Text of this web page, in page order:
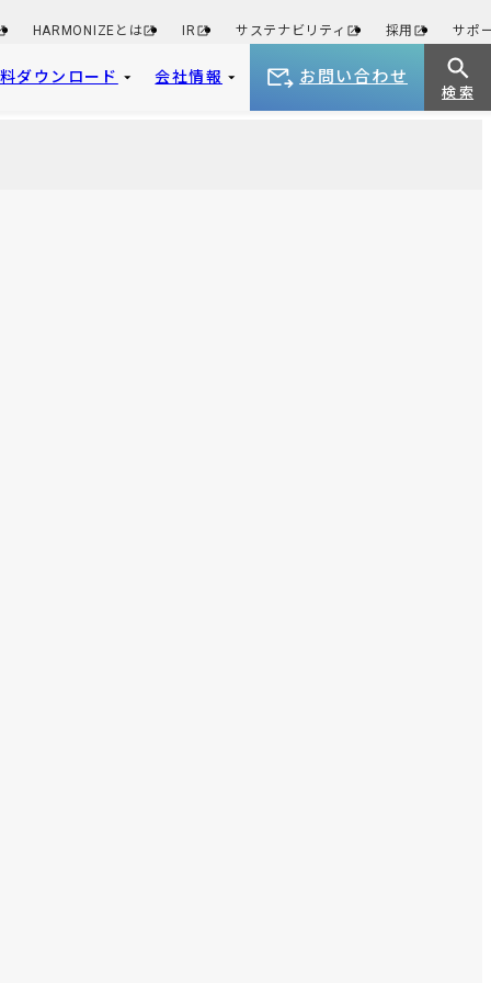
HARMONIZEとは IR サステナビリティ 採用 サポ
ダウンロード 会社情報 お問い合わせ
検 索